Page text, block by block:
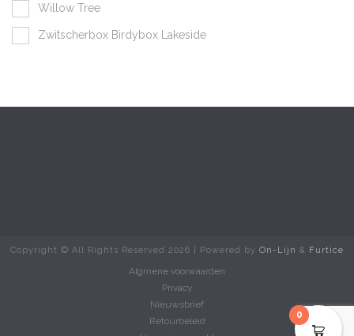
Willow Tree
Zwitscherbox Birdybox Lakeside
Copyright © All Rights Reserved 2026 | Powered by On-Lijn & Furtice
Algmene voorwaarden
Privacy
Nieuwsbrief
Retourbeleid
0